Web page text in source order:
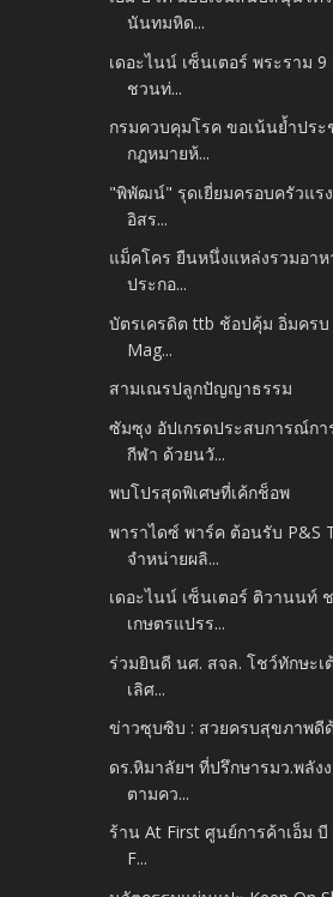
นันทมหิด...
เดอะไนน์ เซ็นเตอร์ พระราม
ชวนท่...
กรมควบคุมโรค ขอเน้นย้ำปร
กฎหมายห้...
"พิพัฒน์" รุดเยี่ยมครอบครัวแร
อิสร...
แม็คโคร ยืนหนึ่งแหล่งรวมอา
ประกอ...
บัตรเครดิต ttb ช้อปคุ้ม อิ่มครบ
Mag...
สามเณรปลูกปัญญาธรรม
ซัมซุง อัปเกรดประสบการณ์ก
กีฬา ด้วยนวั...
พบโปรสุดพิเศษที่เค้กช็อพ
พาราไดซ์ พาร์ค ต้อนรับ P&S
จำหน่ายผลิ...
เดอะไนน์ เซ็นเตอร์ ติวานนท์
เกษตรแปรร...
ร่วมยินดี นศ. สจล. โชว์ทักษะ
เลิศ...
ข่าวซุบซิบ : สวยครบสุขภาพดี
ดร.หิมาลัยฯ ที่ปรึกษารมว.พลัง
ตามคว...
ร้าน At First ศูนย์การค้าเอ็ม บี
F...